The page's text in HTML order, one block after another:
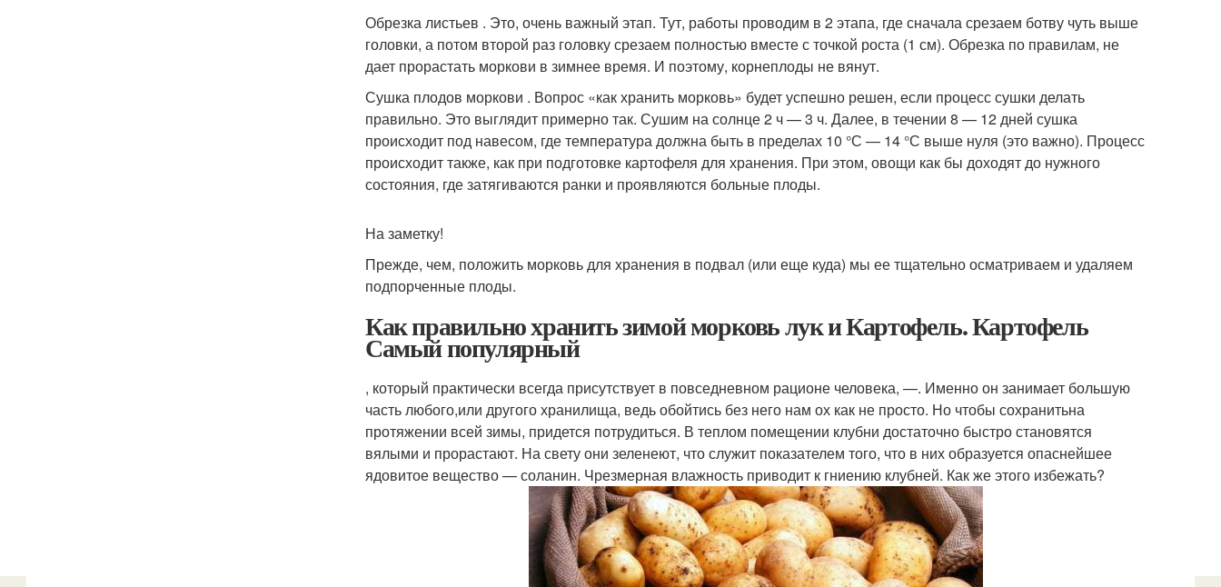
Обрезка листьев . Это, очень важный этап. Тут, работы проводим в 2 этапа, где сначала срезаем ботву чуть выше
головки, а потом второй раз головку срезаем полностью вместе с точкой роста (1 см). Обрезка по правилам, не
дает прорастать моркови в зимнее время. И поэтому, корнеплоды не вянут.
Сушка плодов моркови . Вопрос «как хранить морковь» будет успешно решен, если процесс сушки делать
правильно. Это выглядит примерно так. Сушим на солнце 2 ч — 3 ч. Далее, в течении 8 — 12 дней сушка
происходит под навесом, где температура должна быть в пределах 10 °С — 14 °С выше нуля (это важно). Процесс
происходит также, как при подготовке картофеля для хранения. При этом, овощи как бы доходят до нужного
состояния, где затягиваются ранки и проявляются больные плоды.
На заметку!
Прежде, чем, положить морковь для хранения в подвал (или еще куда) мы ее тщательно осматриваем и удаляем
подпорченные плоды.
Как правильно хранить зимой морковь лук и Картофель. Картофель
Самый популярный
, который практически всегда присутствует в повседневном рационе человека, —. Именно он занимает большую
часть любого,или другого хранилища, ведь обойтись без него нам ох как не просто. Но чтобы сохранитьна
протяжении всей зимы, придется потрудиться. В теплом помещении клубни достаточно быстро становятся
вялыми и прорастают. На свету они зеленеют, что служит показателем того, что в них образуется опаснейшее
ядовитое вещество — соланин. Чрезмерная влажность приводит к гниению клубней. Как же этого избежать?